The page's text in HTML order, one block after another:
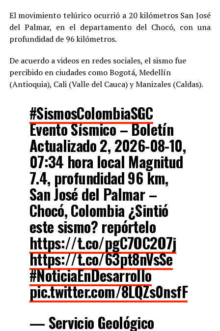
El movimiento telúrico ocurrió a 20 kilómetros San José
del Palmar, en el departamento del Chocó, con una
profundidad de 96 kilómetros.
De acuerdo a videos en redes sociales, el sismo fue
percibido en ciudades como Bogotá, Medellín
(Antioquia), Cali (Valle del Cauca) y Manizales (Caldas).
#SismosColombiaSGC
Evento Sísmico – Boletín
Actualizado 2, 2026-08-10,
07:34 hora local Magnitud
7.4, profundidad 96 km,
San José del Palmar –
Chocó, Colombia ¿Sintió
este sismo? repórtelo
https://t.co/pgC7OC2O7j
https://t.co/63pt8nVsSe
#NoticiaEnDesarrollo
pic.twitter.com/8LQZs0nsfF
— Servicio Geológico